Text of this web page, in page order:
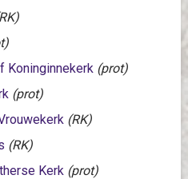
Koninginnekerk(prot)
(prot)
(RK)
(RK)
Kerk(prot)